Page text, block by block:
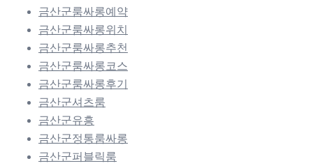
금산군룸싸롱예약
금산군룸싸롱위치
금산군룸싸롱추천
금산군룸싸롱코스
금산군룸싸롱후기
금산군셔츠룸
금산군유흥
금산군정통룸싸롱
금산군퍼블릭룸